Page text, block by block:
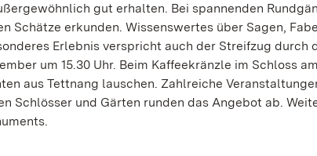
gut erhalten. Bei spannenden
Schätze erkunden. Wissenswertes über Sagen,
Erlebnis verspricht auch der Streifzug durch
um 15.30 Uhr. Beim Kaffeekränzle im Schloss
aus Tettnang lauschen. Zahlreiche
Schlösser und Gärten runden das Angebot ab.